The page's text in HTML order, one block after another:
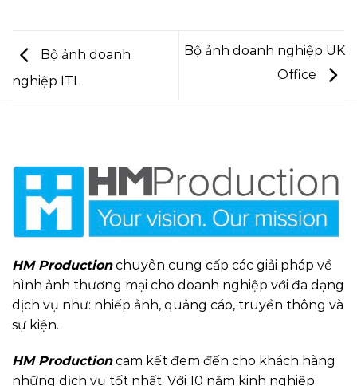
Bộ ảnh doanh
nghiệp ITL
Bộ ảnh doanh nghiệp UK
Office
HM Productionchuyên cung cấp các giải pháp về
hình ảnh thương mại cho doanh nghiệp với đa dạng
dịch vụ như: nhiếp ảnh, quảng cáo, truyền thông và
sự kiện.
HM Productioncam kết đem đến cho khách hàng
những dịch vụ tốt nhất. Với 10 năm kinh nghiệp